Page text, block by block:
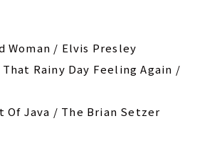
Woman / Elvis Presley
That Rainy Day Feeling Again /
Of Java / The Brian Setzer